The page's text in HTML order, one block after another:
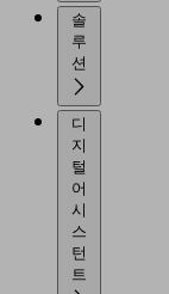
솔
루
디
지
털
어
시
스
턴